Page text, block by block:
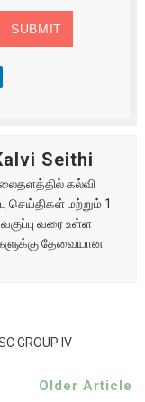
Seithi
கல்வி
செய்திகள் மற்றும் 1
வரை உள்ள
தேவையான
GROUP IV
Older Article